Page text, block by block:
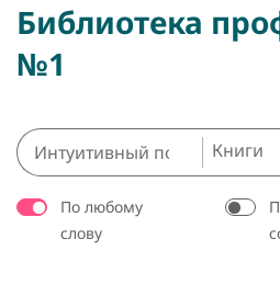
Библиотека
№1
Книги
По любому
слову